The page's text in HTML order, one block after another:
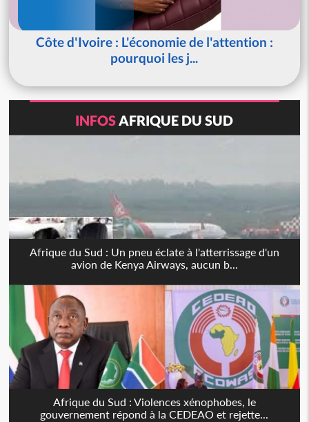
Côte d'Ivoire : L'économie de l'attention :
pourquoi les j...
INFOSAFRIQUE DU SUD
Afrique du Sud : Un pneu éclate à l'atterrissage d'un
avion de Kenya Airways, aucun b...
Afrique du Sud : Violences xénophobes, le
gouvernement répond à la CEDEAO et rejette...